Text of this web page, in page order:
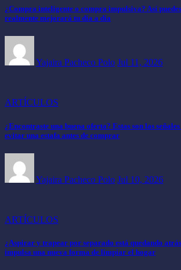
¿Compra inteligente o compra impulsiva? Así
realmente mejorará tu día a día
Yajaira Pacheco Polo Jul 11, 2026
ARTÍCULOS
¿Encontraste una buena oferta? Estas son las
evitar una estafa antes de comprar
Yajaira Pacheco Polo Jul 10, 2026
ARTÍCULOS
¿Aspirar y trapear por separado está quedando
impulsa una nueva forma de limpiar el hogar